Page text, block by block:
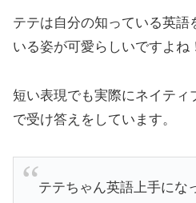
テテは自分の知っている英語
いる姿が可愛らしいですよね
短い表現でも実際にネイティ
で受け答えをしています。
テテちゃん英語上手にな